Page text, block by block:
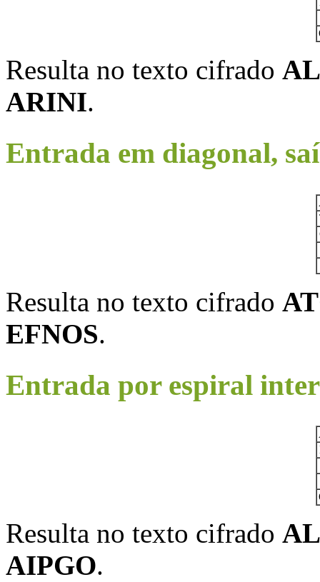
Resulta no texto cifrado
ARINI.
Entrada em diagonal,
Resulta no texto cifrado
EFNOS.
Entrada por espiral
Resulta no texto cifrado
AIPGO.